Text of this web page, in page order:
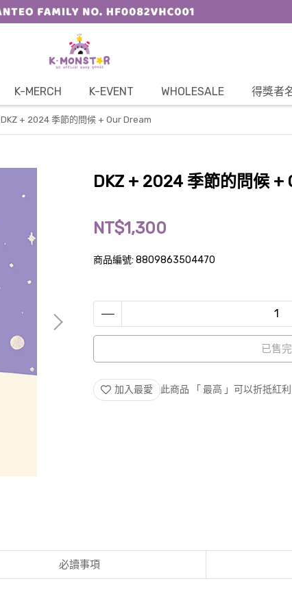
K-MERCH K-EVENT WHOLESALE 得獎者
DKZ + 2024 季節的問候 + Our Dream
DKZ + 2024 季節的問候 +
NT$1,300
商品編號: 8809863504470
已售完
加入最愛 此商品 「 最高 」可以折抵紅利
必讀事項